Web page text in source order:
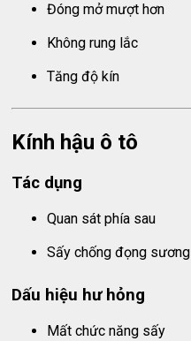
Đóng mở mượt hơn
Không rung lắc
Tăng độ kín
Kính hậu ô tô
Tác dụng
Quan sát phía sau
Sấy chống đọng sương
Dấu hiệu hư hỏng
Mất chức năng sấy